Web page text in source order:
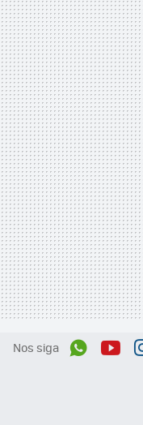
Nos siga